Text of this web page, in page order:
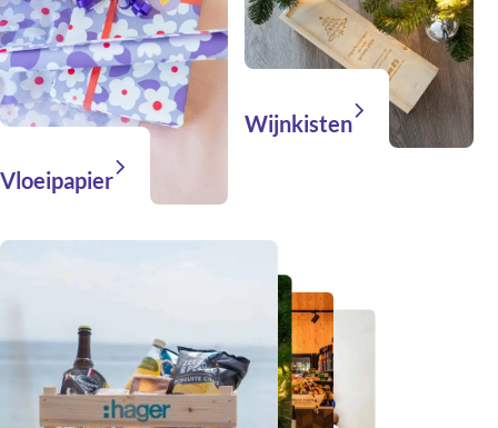
Vloeipapier
Wijnkisten